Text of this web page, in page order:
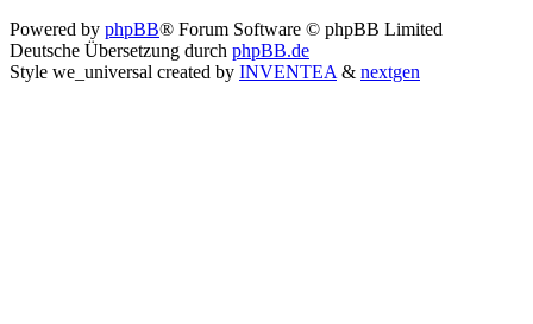
Powered by phpBB® Forum Software © phpBB Limited
Deutsche Übersetzung durch phpBB.de
Style we_universal created by INVENTEA & nextgen